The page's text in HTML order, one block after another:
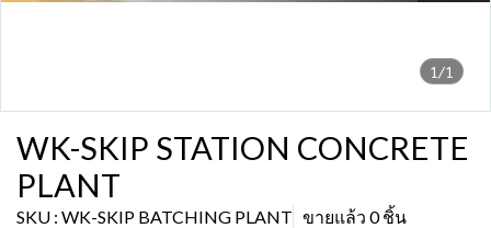
1/1
WK-SKIP STATION CONCRETE
PLANT
SKU : WK-SKIP BATCHING PLANT ขายแล้ว 0 ชิ้น